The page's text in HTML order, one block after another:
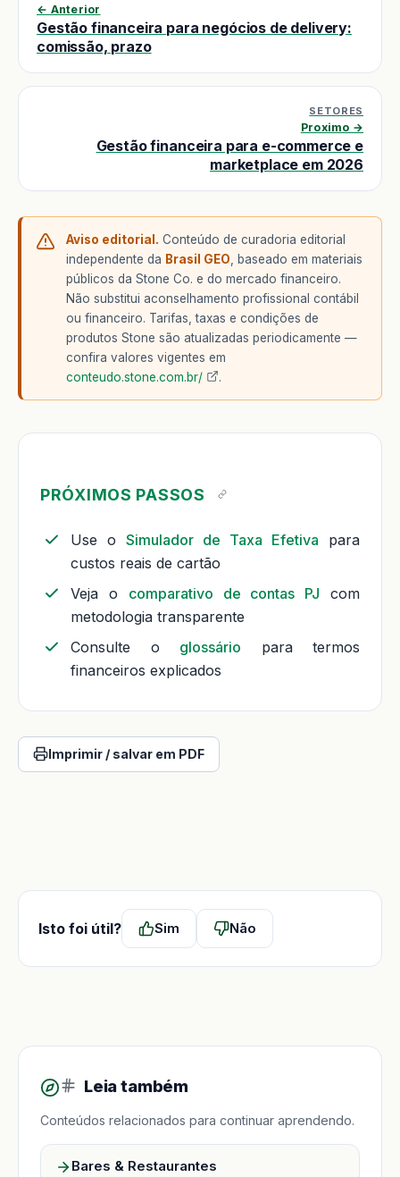
← Anterior
Gestão financeira para negócios de delivery:
comissão, prazo
SETORES
Proximo →
Gestão financeira para e-commerce e
marketplace em 2026
Aviso editorial. Conteúdo de curadoria editorial
independente da Brasil GEO , baseado em materiais
públicos da Stone Co. e do mercado financeiro.
Não substitui aconselhamento profissional contábil
ou financeiro. Tarifas, taxas e condições de
produtos Stone são atualizadas periodicamente —
confira valores vigentes em
conteudo.stone.com.br/
.
PRÓXIMOS PASSOS
Use o Simulador de Taxa Efetiva para
custos reais de cartão
Veja o comparativo de contas PJ com
metodologia transparente
Consulte o glossário para termos
financeiros explicados
Imprimir / salvar em PDF
Isto foi útil? Sim Não
Leia também
Conteúdos relacionados para continuar aprendendo.
Bares & Restaurantes